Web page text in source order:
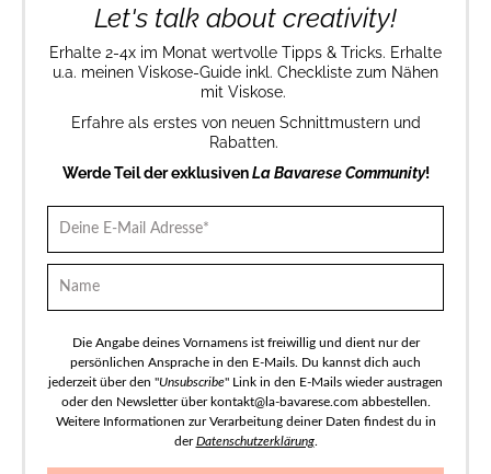
Let's talk about creativity!
Erhalte 2-4x im Monat wertvolle Tipps & Tricks. Erhalte
u.a. meinen Viskose-Guide inkl. Checkliste zum Nähen
mit Viskose.
Erfahre als erstes von neuen Schnittmustern und
Rabatten.
Werde Teil der exklusivenLa Bavarese Community!
Die Angabe deines Vornamens ist freiwillig und dient nur der
persönlichen Ansprache in den E-Mails. Du kannst dich auch
jederzeit über den "Unsubscribe" Link in den E-Mails wieder austragen
oder den Newsletter über kontakt@la-bavarese.com abbestellen.
Weitere Informationen zur Verarbeitung deiner Daten findest du in
derDatenschutzerklärung.